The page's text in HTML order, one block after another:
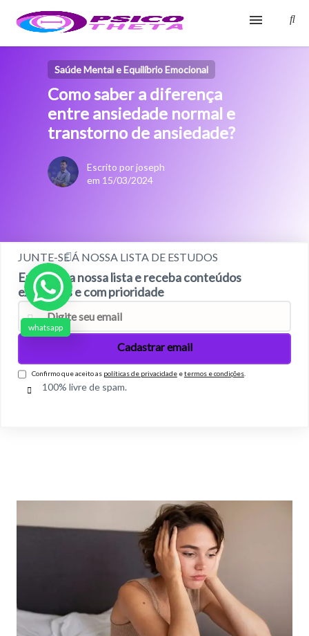
Início
Glossário
Sobre
Fale Conosco
Saúde Mental e Equilíbrio Emocional
Como saber a diferença
entre ansiedade normal e
transtorno de ansiedade?
Escrito por joseph
em 15/03/2024
JUNTE-SE Á NOSSA LISTA DE ESTUDOS
Entre para nossa lista e receba conteúdos
exclusivos e com prioridade
Confirmo que aceito as políticas de privacidadeetermos e condições.
100% livre de spam.
whatsapp